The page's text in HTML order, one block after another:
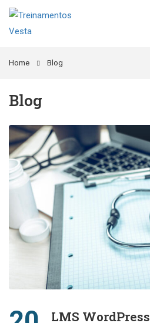
Home Blog
Blog
LMS WordPress